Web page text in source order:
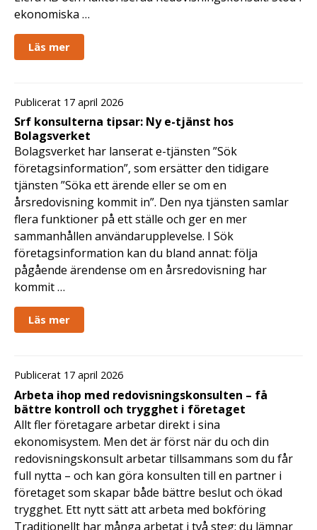
ekonomiska …
Läs mer
Publicerat 17 april 2026
Srf konsulterna tipsar: Ny e-tjänst hos
Bolagsverket
Bolagsverket har lanserat e-tjänsten ”Sök
företagsinformation”, som ersätter den tidigare
tjänsten ”Söka ett ärende eller se om en
årsredovisning kommit in”. Den nya tjänsten samlar
flera funktioner på ett ställe och ger en mer
sammanhållen användarupplevelse. I Sök
företagsinformation kan du bland annat: följa
pågående ärendense om en årsredovisning har
kommit …
Läs mer
Publicerat 17 april 2026
Arbeta ihop med redovisningskonsulten – få
bättre kontroll och trygghet i företaget
Allt fler företagare arbetar direkt i sina
ekonomisystem. Men det är först när du och din
redovisningskonsult arbetar tillsammans som du får
full nytta – och kan göra konsulten till en partner i
företaget som skapar både bättre beslut och ökad
trygghet. Ett nytt sätt att arbeta med bokföring
Traditionellt har många arbetat i två steg: du lämnar